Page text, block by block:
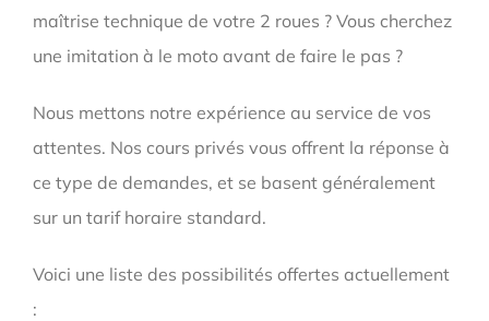
maîtrise technique de votre 2 roues ? Vous cherchez
une imitation à le moto avant de faire le pas ?
Nous mettons notre expérience au service de vos
attentes. Nos cours privés vous offrent la réponse à
ce type de demandes, et se basent généralement
sur un tarif horaire standard.
Voici une liste des possibilités offertes actuellement
: